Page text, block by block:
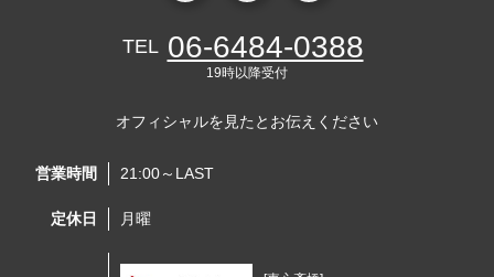
TEL 06-6484-0388
19時以降受付
オフィシャルを見たとお伝えください
営業時間 21:00～LAST
定休日 月曜